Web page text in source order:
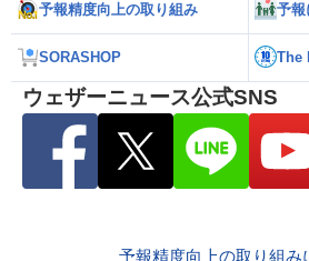
予報精度向上の取り組み 予報
SORASHOP The
ウェザーニュース公式SNS
予報精度向上の取り組み